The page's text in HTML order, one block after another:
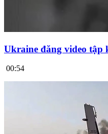
Ukraine đăng video tập
00:54